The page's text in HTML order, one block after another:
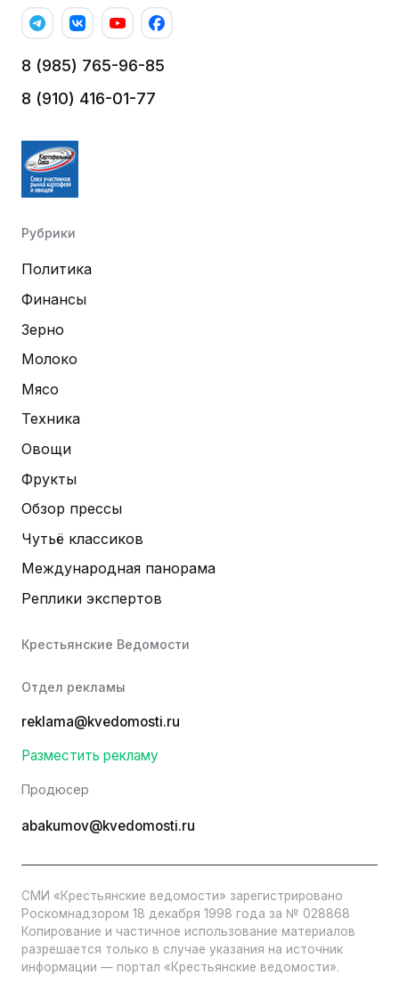
8 (985) 765-96-85
8 (910) 416-01-77
Рубрики
Политика
Финансы
Зерно
Молоко
Мясо
Техника
Овощи
Фрукты
Обзор прессы
Чутьё классиков
Международная панорама
Реплики экспертов
Крестьянские Ведомости
Отдел рекламы
reklama@kvedomosti.ru
Разместить рекламу
Продюсер
abakumov@kvedomosti.ru
СМИ «Крестьянские ведомости» зарегистрировано
Роскомнадзором 18 декабря 1998 года за № 028868
Копирование и частичное использование материалов
разрешается только в случае указания на источник
информации — портал «Крестьянские ведомости».